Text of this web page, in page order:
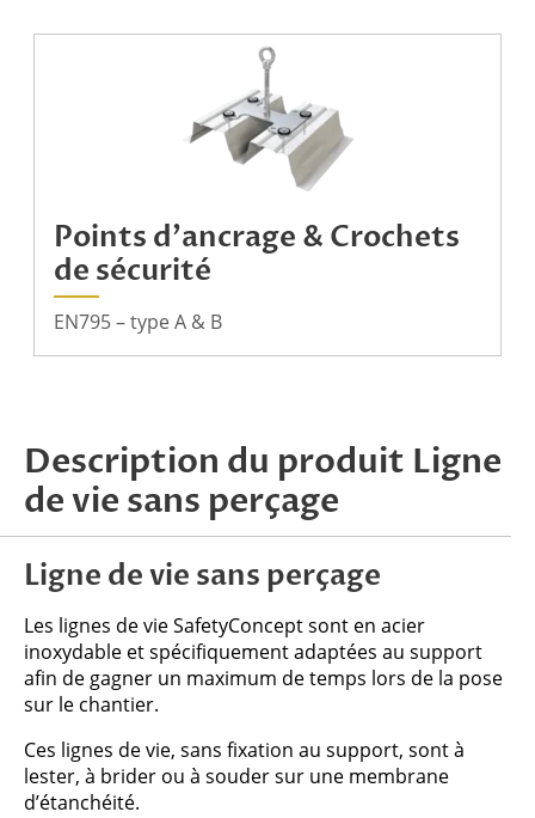
Points d'ancrage & Crochets
de sécurité
EN795 – type A & B
Description du produit Ligne
de vie sans perçage
Ligne de vie sans perçage
Les lignes de vie SafetyConcept sont en acier
inoxydable et spécifiquement adaptées au support
afin de gagner un maximum de temps lors de la pose
sur le chantier.
Ces lignes de vie, sans fixation au support, sont à
lester, à brider ou à souder sur une membrane
d’étanchéité.